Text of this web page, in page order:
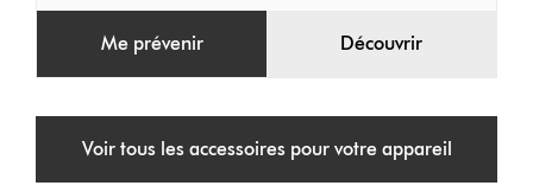
Me prévenir Découvrir
Voir tous les accessoires pour votre appareil